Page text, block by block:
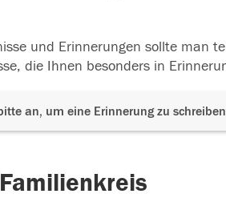
und Erinnerungen sollte man
die Ihnen besonders in
an, um eine Erinnerung zu schreiben
Familienkreis